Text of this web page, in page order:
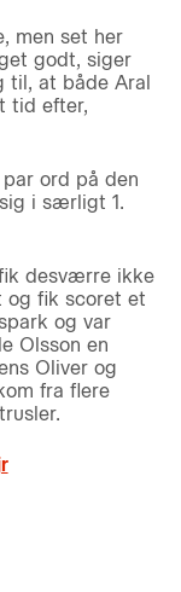
men set her
godt, siger
til, at både Aral
tid efter,
ord på den
i særligt 1.
desværre ikke
og fik scoret et
og var
Olsson en
Oliver og
fra flere